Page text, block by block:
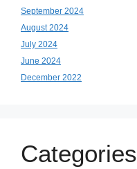
September 2024
August 2024
July 2024
June 2024
December 2022
Categories